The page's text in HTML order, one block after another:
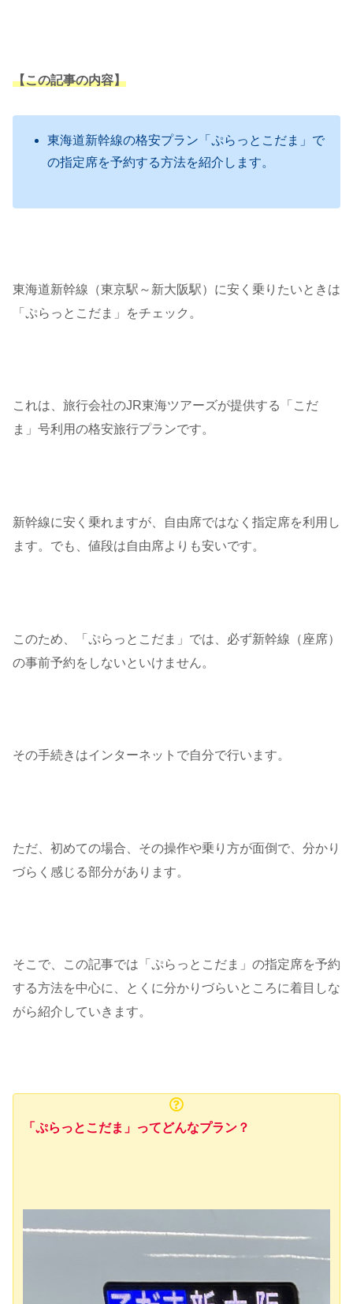
【この記事の内容】
東海道新幹線の格安プラン「ぷらっとこだま」で
の指定席を予約する方法を紹介します。
東海道新幹線（東京駅～新大阪駅）に安く乗りたいときは
「ぷらっとこだま」をチェック。
これは、旅行会社のJR東海ツアーズが提供する「こだ
ま」号利用の格安旅行プランです。
新幹線に安く乗れますが、自由席ではなく指定席を利用し
ます。でも、値段は自由席よりも安いです。
このため、「ぷらっとこだま」では、必ず新幹線（座席）
の事前予約をしないといけません。
その手続きはインターネットで自分で行います。
ただ、初めての場合、その操作や乗り方が面倒で、分かり
づらく感じる部分があります。
そこで、この記事では「ぷらっとこだま」の指定席を予約
する方法を中心に、とくに分かりづらいところに着目しな
がら紹介していきます。
「ぷらっとこだま」ってどんなプラン？